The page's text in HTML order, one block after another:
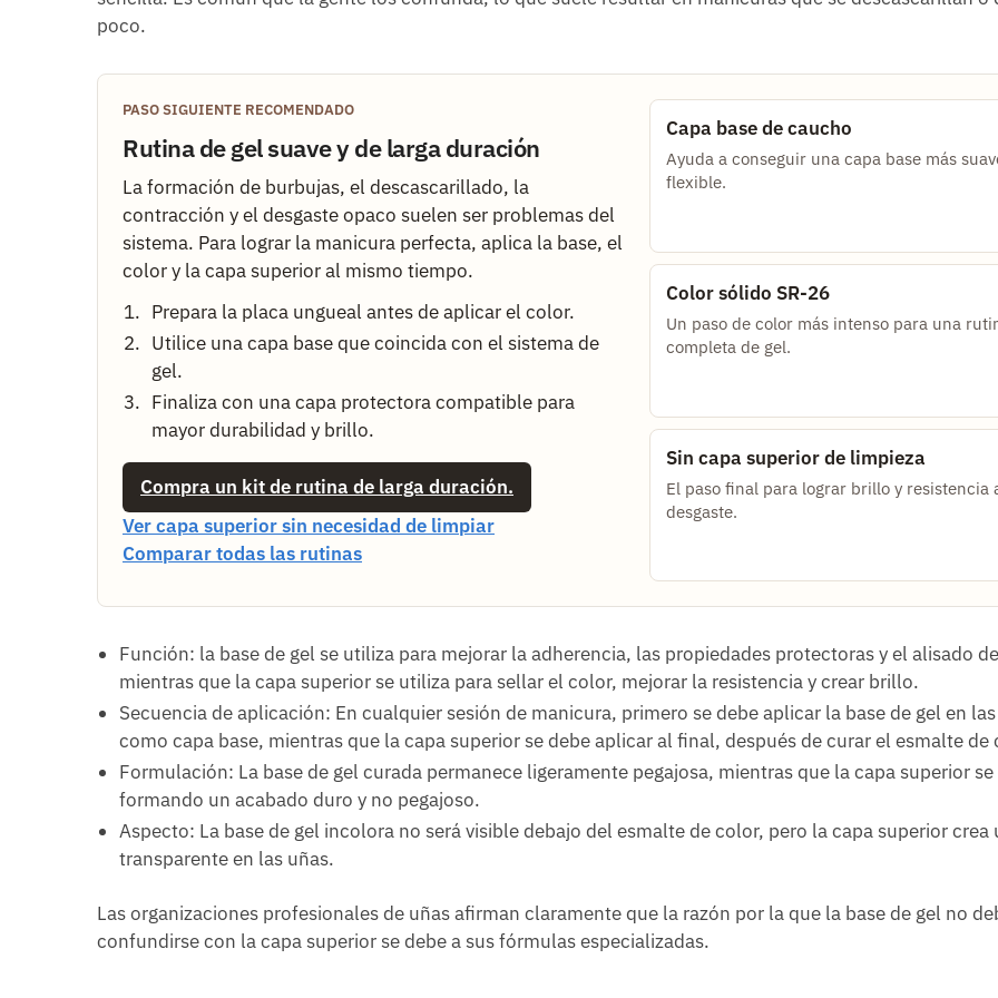
poco.
PASO SIGUIENTE RECOMENDADO
Rutina de gel suave y de larga duración
La formación de burbujas, el descascarillado, la
contracción y el desgaste opaco suelen ser problemas del
sistema. Para lograr la manicura perfecta, aplica la base, el
color y la capa superior al mismo tiempo.
Prepara la placa ungueal antes de aplicar el color.
Utilice una capa base que coincida con el sistema de
gel.
Finaliza con una capa protectora compatible para
mayor durabilidad y brillo.
Compra un kit de rutina de larga duración.
Ver capa superior sin necesidad de limpiar
Comparar todas las rutinas
Capa base de caucho
Ayuda a conseguir una capa base más
flexible.
Color sólido SR-26
Un paso de color más intenso para una
completa de gel.
Sin capa superior de limpieza
El paso final para lograr brillo y resistencia
desgaste.
Función: la base de gel se utiliza para mejorar la adherencia, las propiedades protectoras y el alisado
mientras que la capa superior se utiliza para sellar el color, mejorar la resistencia y crear brillo.
Secuencia de aplicación: En cualquier sesión de manicura, primero se debe aplicar la base de gel en
como capa base, mientras que la capa superior se debe aplicar al final, después de curar el esmalte de
Formulación: La base de gel curada permanece ligeramente pegajosa, mientras que la capa superior
formando un acabado duro y no pegajoso.
Aspecto: La base de gel incolora no será visible debajo del esmalte de color, pero la capa superior crea
transparente en las uñas.
Las organizaciones profesionales de uñas afirman claramente que la razón por la que la base de gel no
confundirse con la capa superior se debe a sus fórmulas especializadas.